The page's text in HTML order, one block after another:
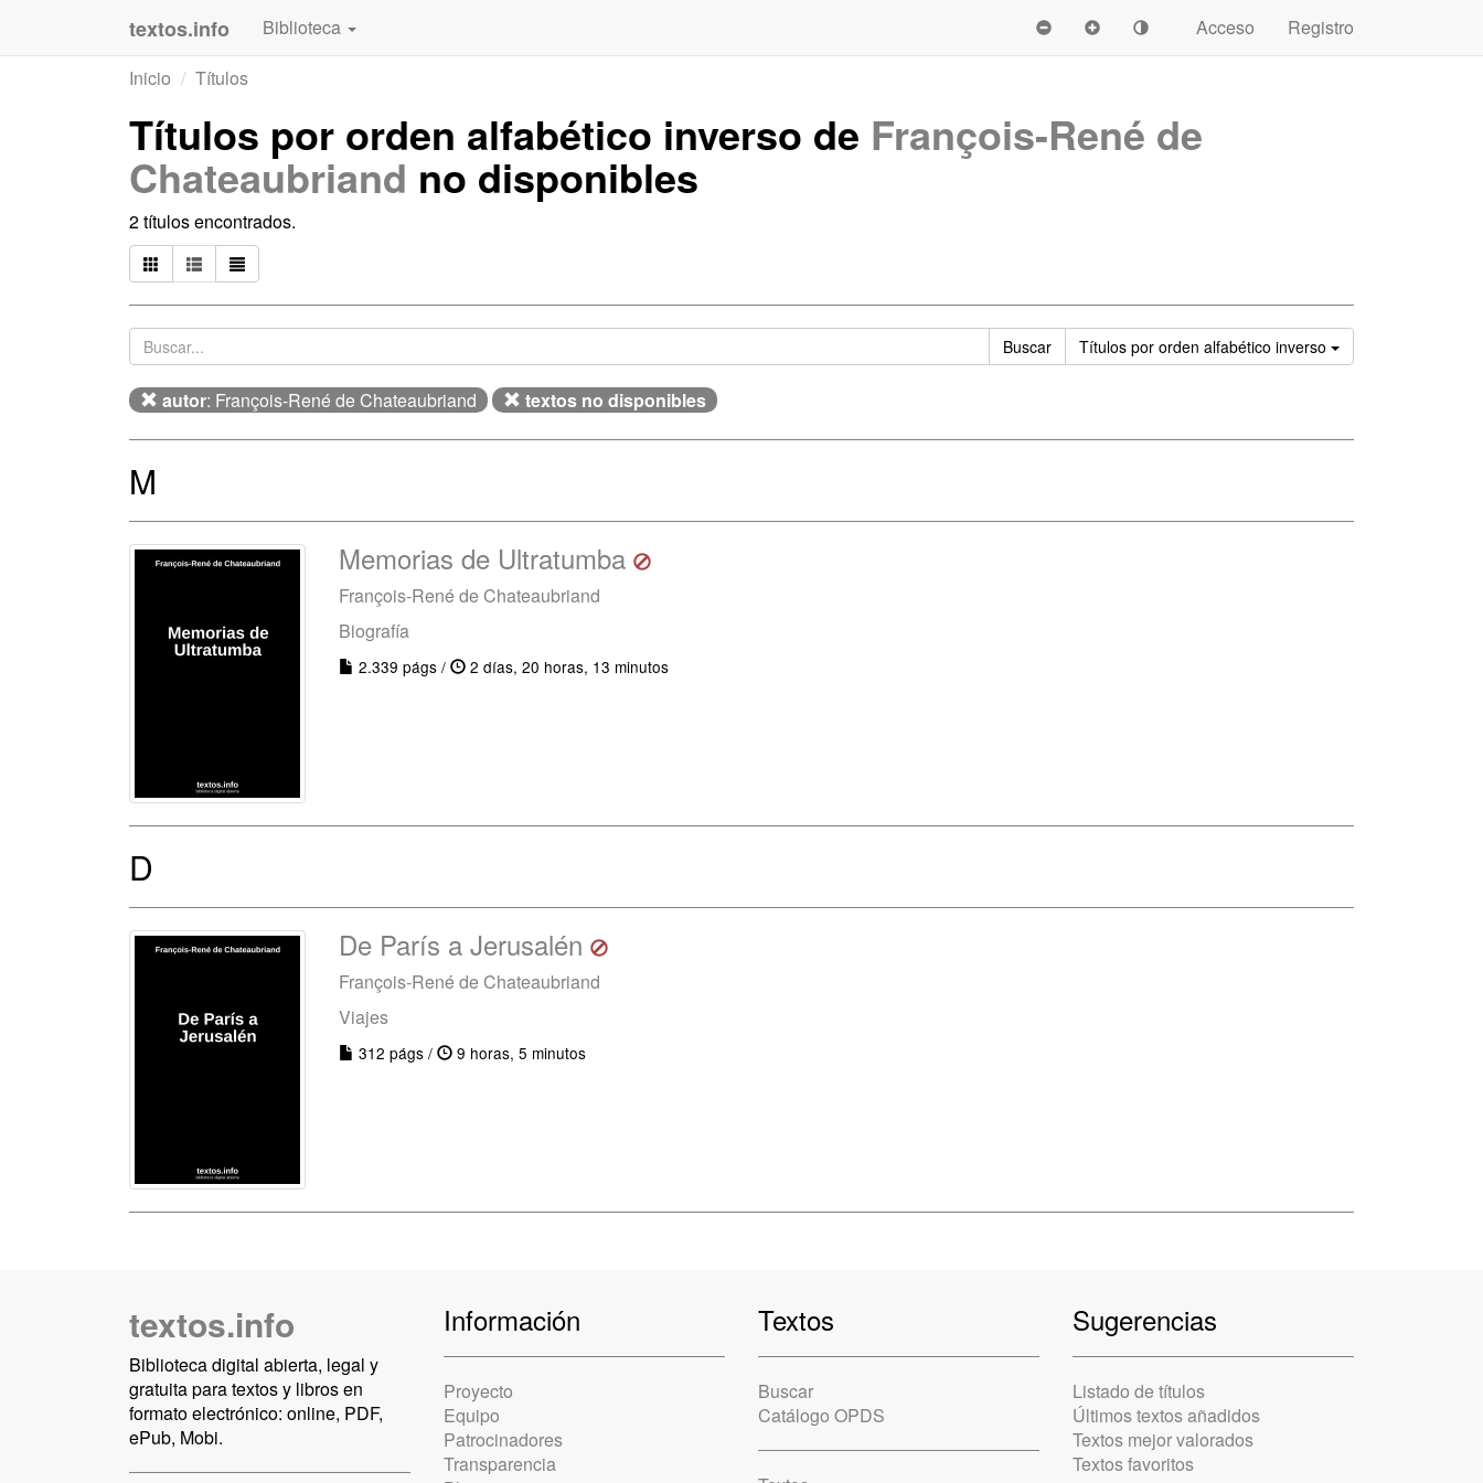
textos.info Biblioteca Acceso
Registro
Inicio
Títulos
Títulos por orden alfabético inverso de François-René de
Chateaubriand no disponibles
2 títulos encontrados.
Buscar Títulos por orden alfabético inverso Ordenar
autor: François-René de Chateaubriand textos no disponibles
M
Memorias de Ultratumba
François-René de Chateaubriand
Biografía
2.339 págs / 2 días, 20 horas, 13 minutos
D
De París a Jerusalén
François-René de Chateaubriand
Viajes
312 págs / 9 horas, 5 minutos
textos.info
Biblioteca digital abierta, legal y
gratuita para textos y libros en
formato electrónico: online, PDF,
ePub, Mobi.
Información
Proyecto
Equipo
Patrocinadores
Transparencia
Textos
Buscar
Catálogo OPDS
Sugerencias
Listado de títulos
Últimos textos añadidos
Textos mejor valorados
Textos favoritos